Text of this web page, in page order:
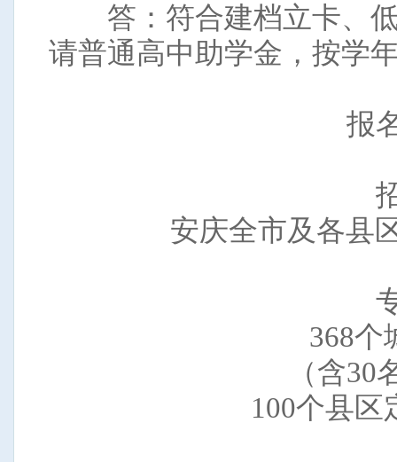
答：符合建档立卡、低
请普通高中助学金，按学
报
安庆全市及各县
368个
（含30
100个县区